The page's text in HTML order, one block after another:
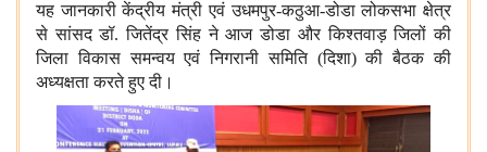
यह जानकारी केंद्रीय मंत्री एवं उधमपुर-कठुआ-डोडा लोकसभा क्षेत्र
से सांसद डॉ. जितेंद्र सिंह ने आज डोडा और किश्तवाड़ जिलों की
जिला विकास समन्वय एवं निगरानी समिति (दिशा) की बैठक की
अध्यक्षता करते हुए दी।